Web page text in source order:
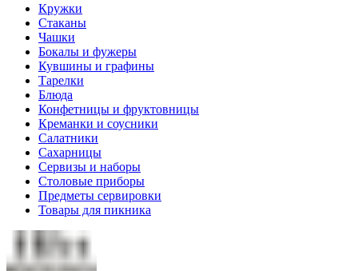
Кружки
Стаканы
Чашки
Бокалы и фужеры
Кувшины и графины
Тарелки
Блюда
Конфетницы и фруктовницы
Креманки и соусники
Салатники
Сахарницы
Сервизы и наборы
Столовые приборы
Предметы сервировки
Товары для пикника